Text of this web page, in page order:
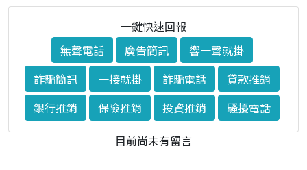
一鍵快速回報
無聲電話
廣告簡訊
響一聲就掛
詐騙簡訊
一接就掛 詐騙電話
貸款推銷
銀行推銷
保險推銷 投資推銷
騷擾電話
目前尚未有留言